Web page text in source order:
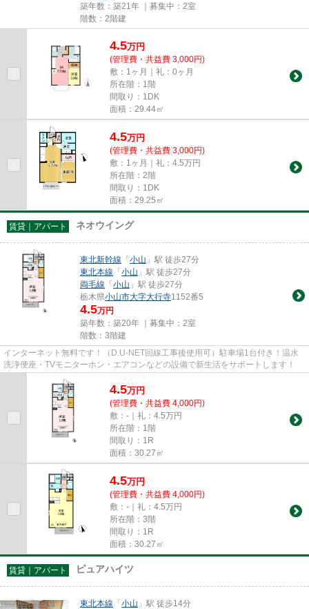
築年数：築21年 ｜募集中： 2室
階数：2階建
4.5万円
(管理費・共益費 3,000円)
敷：1ヶ月｜礼：0ヶ月
所在階：1階
間取り：1DK
面積：29.44㎡
4.5万円
(管理費・共益費 3,000円)
敷：1ヶ月｜礼：4.5万円
所在階：2階
間取り：1DK
面積：29.25㎡
賃貸｜アパート ネオウイング
東北新幹線 「小山 」駅 徒歩27分
東北本線 「小山 」駅 徒歩27分
両毛線 「小山 」駅 徒歩27分
栃木県小山市大字大行寺1152番5
4.5万円
築年数：築20年 ｜募集中： 2室
階数：3階建
インターネット無料です！（D.U-NET回線工事後使用可）駐車場1台付き！温水
洗浄便座・TVモニターホン・エアコンなどの設備で新生活をサポートします！
4.5万円
(管理費・共益費 4,000円)
敷：-｜礼：4.5万円
所在階：1階
間取り：1R
面積：30.27㎡
4.5万円
(管理費・共益費 4,000円)
敷：-｜礼：4.5万円
所在階：3階
間取り：1R
面積：30.27㎡
賃貸｜アパート ピュアハイツ
東北本線 「小山 」駅 徒歩14分